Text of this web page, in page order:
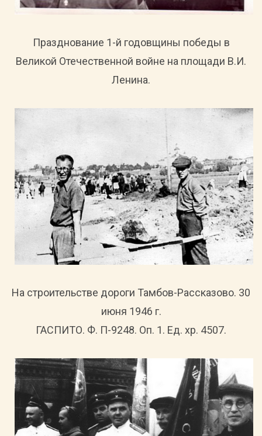
Празднование 1-й годовщины победы в
Великой Отечественной войне на площади В.И.
Ленина.
На строительстве дороги Тамбов-Рассказово. 30
июня 1946 г.
ГАСПИТО. Ф. П-9248. Оп. 1. Ед. хр. 4507.